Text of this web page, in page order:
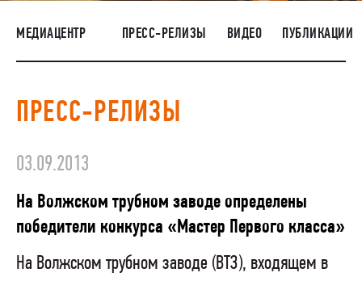
НАШИ ЛЮДИ
ОКРУЖАЮЩАЯ СРЕДА
ЗАКУПКИ
МЕДИАЦЕНТР ПРЕСС-РЕЛИЗЫ ВИДЕО ПУБЛИКАЦИИ
ПРЕСС-РЕЛИЗЫ
03.09.2013
На Волжском трубном заводе определены
победители конкурса «Мастер Первого класса»
На Волжском трубном заводе (ВТЗ), входящем в